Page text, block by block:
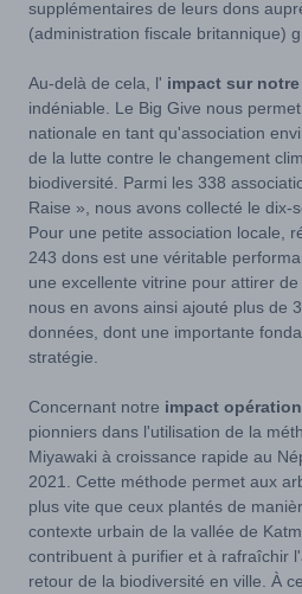
supplémentaires de leurs dons
(administration fiscale britannique)
Au-delà de cela, l' impact sur
indéniable. Le Big Give nous
nationale en tant qu'association
de la lutte contre le changement
biodiversité. Parmi les 338
Raise », nous avons collecté le dix-
Pour une petite association locale,
243 dons est une véritable
une excellente vitrine pour attirer
nous en avons ainsi ajouté plus de
données, dont une importante
stratégie.
Concernant notre impact
pionniers dans l'utilisation de la
Miyawaki à croissance rapide au
2021. Cette méthode permet aux
plus vite que ceux plantés de
contexte urbain de la vallée de
contribuent à purifier et à rafraîchir
retour de la biodiversité en ville. À